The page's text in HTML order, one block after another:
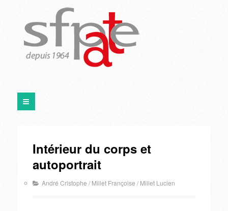
Intérieur du corps et
autoportrait
André Cristophe / Millet Françoise / Millet Lucien